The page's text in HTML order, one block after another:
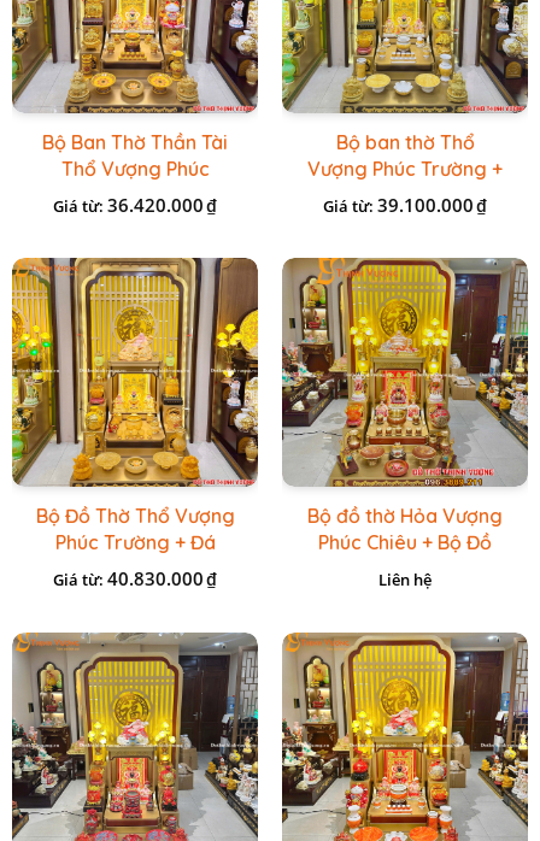
Bộ Ban Thờ Thần Tài
Thổ Vượng Phúc
Trường + Bộ Đồ Sứ
Cao Cấp Gấm Vàng
Giá từ: 36.420.000₫
Bộ ban thờ Thổ
Vượng Phúc Trường +
Đồ Sứ Vàng Đá Cao
Giá từ: 39.100.000₫
Bộ Đồ Thờ Thổ Vượng
Phúc Trường + Đá
Onix Vàng
Giá từ: 40.830.000₫
Bộ đồ thờ Hỏa Vượng
Phúc Chiêu + Bộ Đồ
Thờ Đá Đỏ Bọc Đồng
Cao cấp
Liên hệ